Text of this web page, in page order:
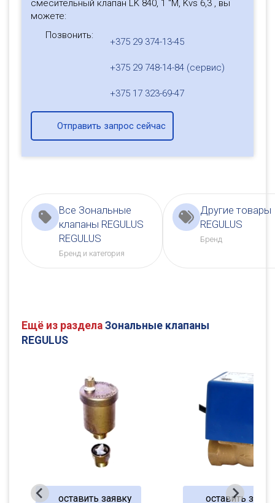
смесительный клапан LK 840, 1 "M, Kvs 6,3 , вы
можете:
Позвонить:
+375 29 374-13-45
+375 29 748-14-84 (сервис)
+375 17 323-69-47
Отправить запрос сейчас
Все Зональные
клапаны REGULUS
REGULUS
Бренд и категория
Другие товары
REGULUS
Бренд
Ещё из раздела Зональные клапаны
REGULUS
оставить заявку оставить